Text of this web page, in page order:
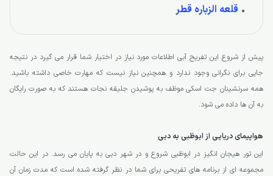
قلعه الزباره قطر
پیش از شروع این تفریح آبی اطلاعات مورد نیاز در اختیار شما قرار می گیرد در نتیجه
جایی برای نگرانی وجود ندارد و همچنین نیاز نیست که مهارت خاصی داشته باشید.
همه سرنشینان جت اسکی موظف به پوشیدن جلیقه نجات هستند که به صورت رایگان
به آن ها داده می شود.
هواپیمای دریایی از ابوظبی به دبی
این تور هیجان انگیز در ابوظبی شروع و در شهر دبی به پایان می رسد. در این حالت
مجموعه ای از برنامه های تفریحی برای شما در نظر گرفته شده است که مدت زمان آن